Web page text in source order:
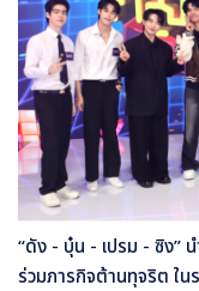
“ดัง - บุ๋น - เปรม - ซิง”
ร่วมภารกิจต้านทุจริต ใน